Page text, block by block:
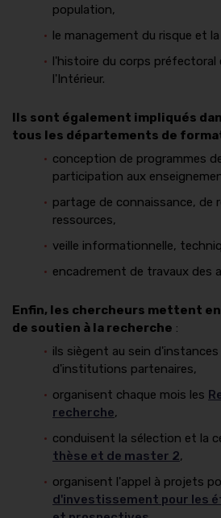
population,
le management du risque et
l'histoire du corps préfectoral
l'Intérieur.
Ils sont également impliqués
tous les départements de
conception de programmes
participation aux
partage de connaissance, de
ressources,
veille informationnelle,
encadrement de travaux des
Enfin, les chercheurs mettent
de soutien à la recherche :
ils siègent au sein
d'institutions partenaires,
organisent chaque mois les
recherche,
conduisent la sélection et la
thèse et de master 2,
organisent l'appel à projets
d'investissement pour les